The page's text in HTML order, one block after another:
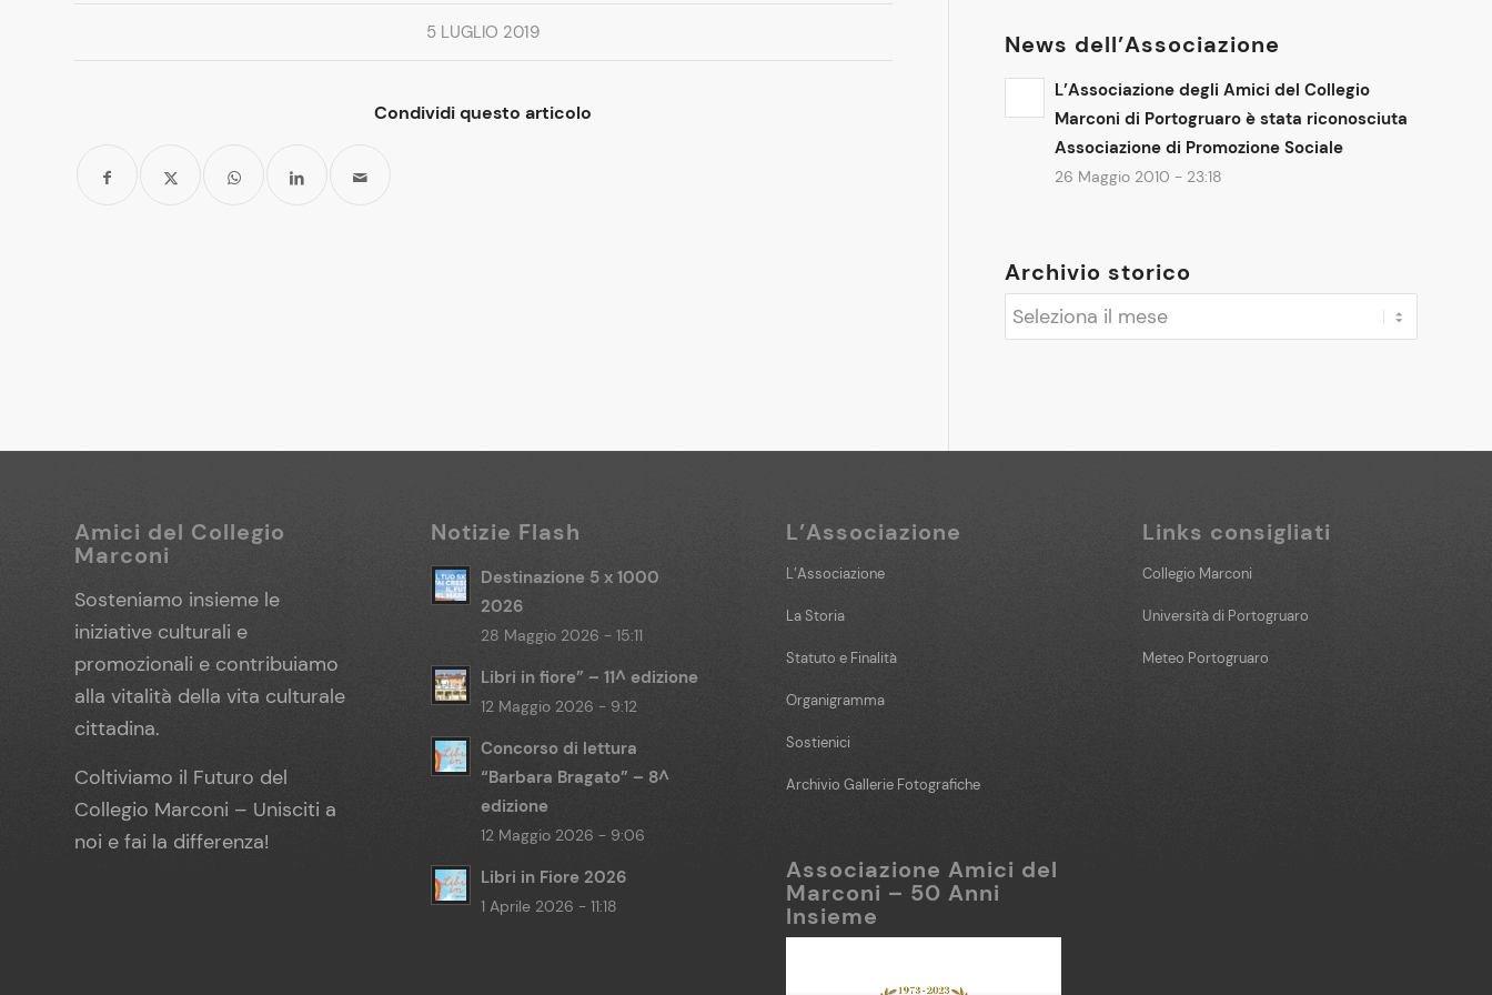
5 LUGLIO 2019
Condividi questo articolo
News dell’Associazione
L’Associazione degli Amici del Collegio
Marconi di Portogruaro è stata riconosciuta
Associazione di Promozione Sociale
26 Maggio 2010 - 23:18
Archivio storico
Amici del Collegio
Marconi
Sosteniamo insieme le
iniziative culturali e
promozionali e contribuiamo
alla vitalità della vita culturale
cittadina.
Coltiviamo il Futuro del
Collegio Marconi – Unisciti a
noi e fai la differenza!
Notizie Flash
Destinazione 5 x 1000
2026
28 Maggio 2026 - 15:11
Libri in fiore” – 11^ edizione
12 Maggio 2026 - 9:12
Concorso di lettura
“Barbara Bragato” – 8^
edizione
12 Maggio 2026 - 9:06
Libri in Fiore 2026
1 Aprile 2026 - 11:18
L’Associazione
L’Associazione
La Storia
Statuto e Finalità
Organigramma
Sostienici
Archivio Gallerie Fotografiche
Associazione Amici del
Marconi – 50 Anni
Insieme
Links consigliati
Collegio Marconi
Università di Portogruaro
Meteo Portogruaro